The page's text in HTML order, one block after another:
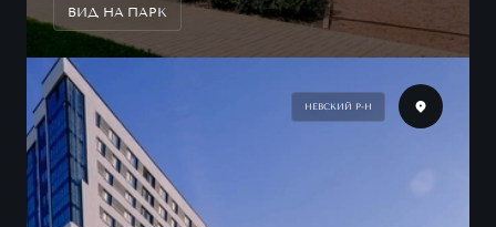
ВИД НА ПАРК
НЕВСКИЙ Р-Н